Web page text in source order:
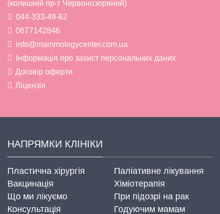
(колишній пр-т Червонозоряний)
044-333-49-62
0677142846
info@mammologycenter.com.ua
Інформація про захист персональних даних
Договір оферти
Ліцензія
НАПРЯМКИ КЛІНІКИ
Пластична хірургія
Вакцинація
Що ми лікуємо
Консультація
Паліативне лікування
Хіміотерапія
При підозрі на рак
Годуючим мамам